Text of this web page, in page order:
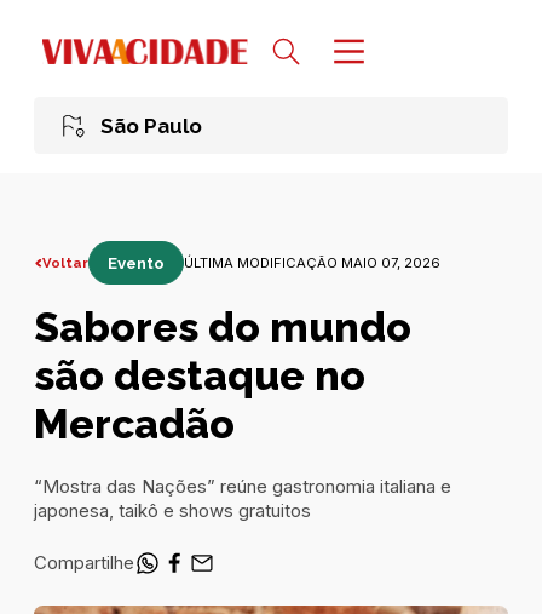
São Paulo
Voltar Evento ÚLTIMA MODIFICAÇÃO MAIO 07, 2026
Sabores do mundo
são destaque no
Mercadão
“Mostra das Nações” reúne gastronomia italiana e
japonesa, taikô e shows gratuitos
Compartilhe